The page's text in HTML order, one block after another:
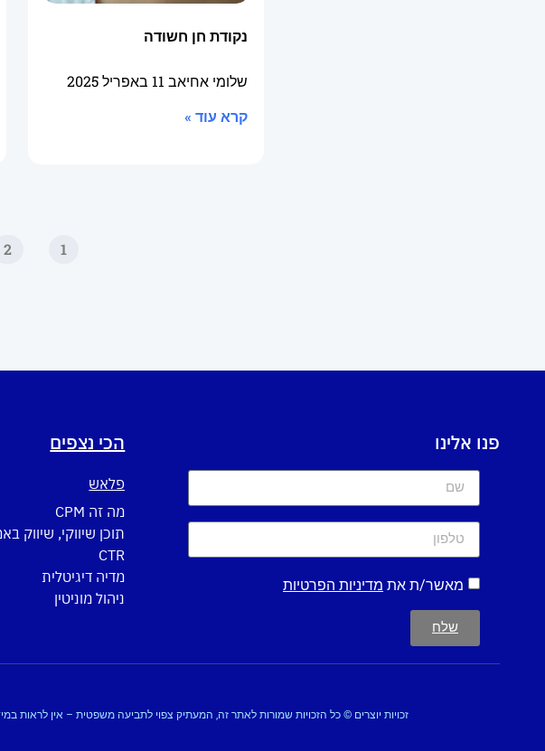
נקודת חן חשודה
שלומי אחיאב 11 באפריל 2025
קרא עוד »
1
2
פנו אלינו
מאשר/ת את מדיניות הפרטיות
שלח
הכי נצפים
פלאש
מה זה CPM
תוכן שיווקי, שיווק
CTR
מדיה דיגיטלית
ניהול מוניטין
זכויות יוצרים © כל הזכויות שמורות לאתר זה, המעתיק צפוי לתביעה משפטית – אין